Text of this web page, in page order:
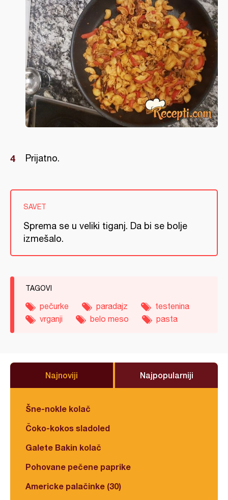
Prijatno.
SAVET
Sprema se u veliki tiganj. Da bi se bolje
izmešalo.
TAGOVI
pečurke paradajz
testenina
vrganji
belo meso pasta
Najnoviji Najpopularniji
Šne-nokle kolač
Čoko-kokos sladoled
Galete Bakin kolač
Pohovane pečene paprike
Americke palačinke (30)